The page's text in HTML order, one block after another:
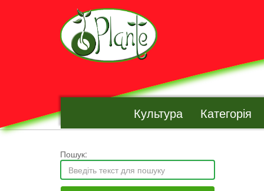
Культура Категорія
Пошук: